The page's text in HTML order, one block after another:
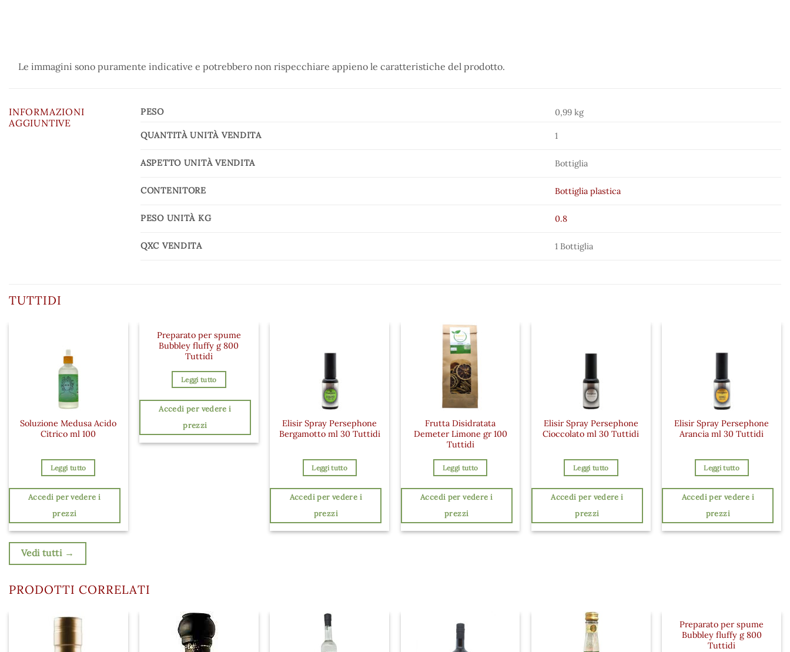
Le immagini sono puramente indicative e potrebbero non rispecchiare appieno le caratteristiche del prodotto.
INFORMAZIONI
AGGIUNTIVE
PESO 0,99 kg
QUANTITÀ UNITÀ VENDITA 1
ASPETTO UNITÀ VENDITA Bottiglia
CONTENITORE Bottiglia plastica
PESO UNITÀ KG 0.8
QXC VENDITA 1 Bottiglia
TUTTIDI
Soluzione Medusa Acido
Citrico ml 100
Leggi tutto
Accedi per vedere i
prezzi
Preparato per spume
Bubbley fluffy g 800
Tuttidi
Leggi tutto
Accedi per vedere i
prezzi
Elisir Spray Persephone
Bergamotto ml 30 Tuttidi
Leggi tutto
Accedi per vedere i
prezzi
Frutta Disidratata
Demeter Limone gr 100
Tuttidi
Leggi tutto
Accedi per vedere i
prezzi
Elisir Spray Persephone
Cioccolato ml 30 Tuttidi
Leggi tutto
Accedi per vedere i
prezzi
Elisir Spray Persephone
Arancia ml 30 Tuttidi
Leggi tutto
Accedi per vedere i
prezzi
Vedi tutti →
PRODOTTI CORRELATI
Preparato per spume
Bubbley fluffy g 800
Tuttidi